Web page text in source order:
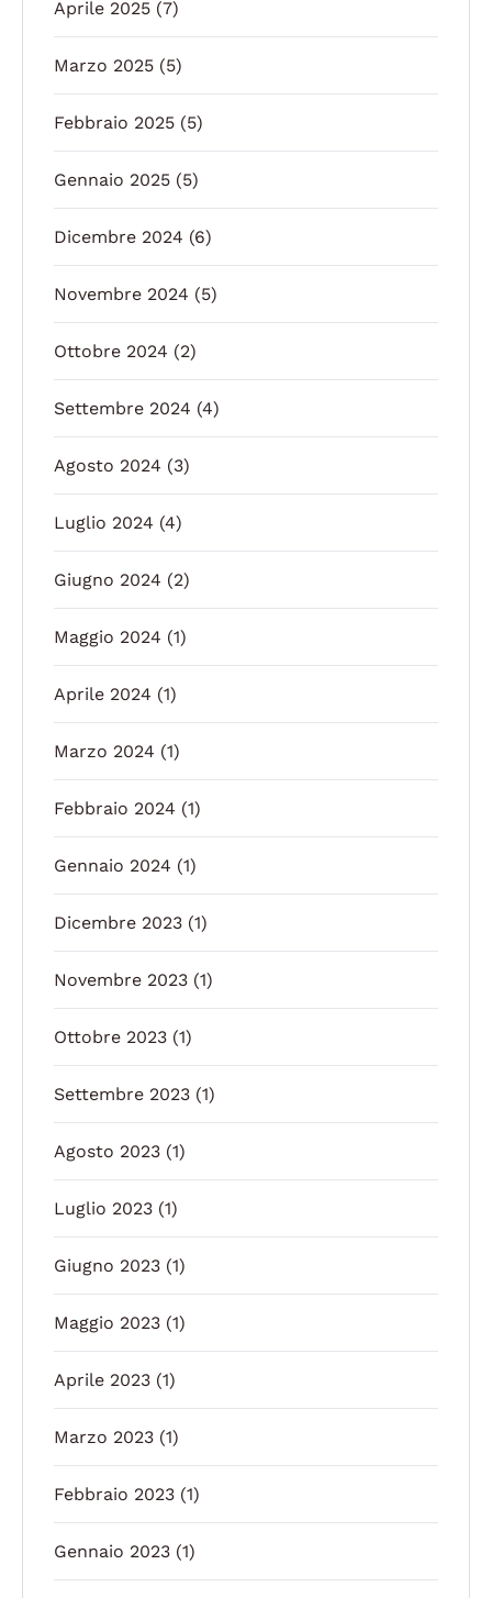
Aprile 2025 (7)
Marzo 2025 (5)
Febbraio 2025 (5)
Gennaio 2025 (5)
Dicembre 2024 (6)
Novembre 2024 (5)
Ottobre 2024 (2)
Settembre 2024 (4)
Agosto 2024 (3)
Luglio 2024 (4)
Giugno 2024 (2)
Maggio 2024 (1)
Aprile 2024 (1)
Marzo 2024 (1)
Febbraio 2024 (1)
Gennaio 2024 (1)
Dicembre 2023 (1)
Novembre 2023 (1)
Ottobre 2023 (1)
Settembre 2023 (1)
Agosto 2023 (1)
Luglio 2023 (1)
Giugno 2023 (1)
Maggio 2023 (1)
Aprile 2023 (1)
Marzo 2023 (1)
Febbraio 2023 (1)
Gennaio 2023 (1)